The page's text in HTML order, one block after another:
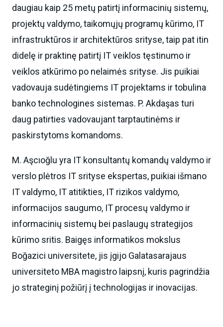
daugiau kaip 25 metų patirtį informacinių sistemų,
projektų valdymo, taikomųjų programų kūrimo, IT
infrastruktūros ir architektūros srityse, taip pat itin
didelę ir praktinę patirtį IT veiklos tęstinumo ir
veiklos atkūrimo po nelaimės srityse. Jis puikiai
vadovauja sudėtingiems IT projektams ir tobulina
banko technologines sistemas. P. Akdaşas turi
daug patirties vadovaujant tarptautinėms ir
paskirstytoms komandoms.
M. Aşcıoğlu yra IT konsultantų komandų valdymo ir
verslo plėtros IT srityse ekspertas, puikiai išmano
IT valdymo, IT atitikties, IT rizikos valdymo,
informacijos saugumo, IT procesų valdymo ir
informacinių sistemų bei paslaugų strategijos
kūrimo sritis. Baigęs informatikos mokslus
Boğazici universitete, jis įgijo Galatasarajaus
universiteto MBA magistro laipsnį, kuris pagrindžia
jo strateginį požiūrį į technologijas ir inovacijas.